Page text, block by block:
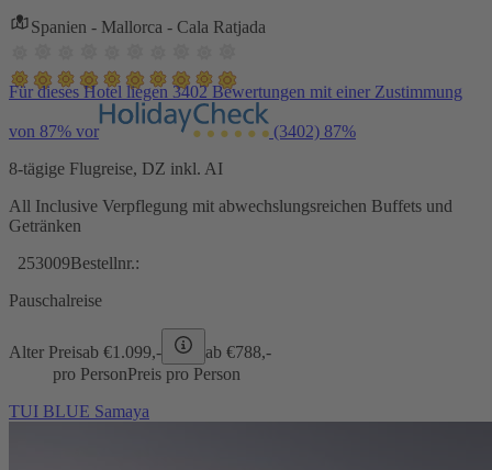
Spanien - Mallorca - Cala Ratjada
Für dieses Hotel liegen 3402 Bewertungen mit einer Zustimmung
von 87% vor (3402) 87%
8-tägige Flugreise, DZ inkl. AI
All Inclusive Verpflegung mit abwechslungsreichen Buffets und
Getränken
253009Bestellnr.:
Pauschalreise
Alter Preisab €1.099,- ab €788,-
pro PersonPreis pro Person
TUI BLUE Samaya